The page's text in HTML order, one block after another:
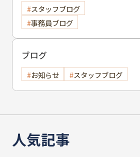
スタッフブログ
事務員ブログ
ブログ
お知らせ スタッフブログ
人気記事